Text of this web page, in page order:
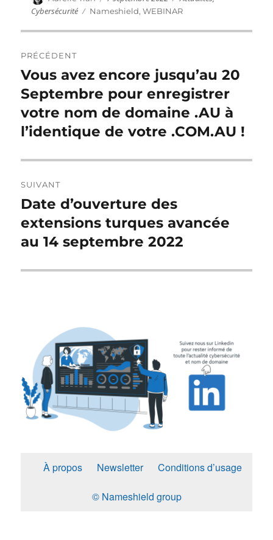
le
Cybersécurité
Étiquettes
Nameshield,WEBINAR
de
l’article
PRÉCÉDENT
Publication
précédente :
Vous avez encore jusqu’au 20
Septembre pour enregistrer
votre nom de domaine .AU à
l’identique de votre .COM.AU !
SUIVANT
Publication
suivante :
Date d’ouverture des
extensions turques avancée
au 14 septembre 2022
À propos Newsletter Conditions d’usage
© Nameshield group